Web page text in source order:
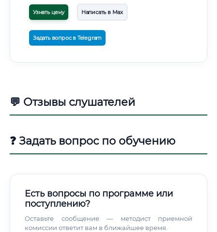
Узнать цену Написать в Max
Задать вопрос в Telegram
💬 Отзывы слушателей
❓ Задать вопрос по обучению
Есть вопросы по программе или
поступлению?
Оставьте сообщение — методист приемной
комиссии ответит вам в ближайшее время.